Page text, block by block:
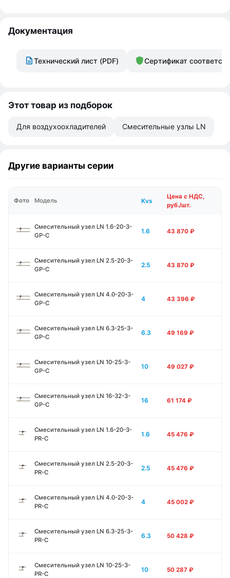
Документация
Технический лист (PDF) Сертификат
Этот товар из подборок
Для воздухоохладителей Смесительные узлы LN
Другие варианты серии
Фото Модель Kvs
Цена с НДС,
руб./шт.
Смесительный узел LN 1.6-20-3-
GP-C
1.6 43 870 ₽
Смесительный узел LN 2.5-20-3-
GP-C
2.5 43 870 ₽
Смесительный узел LN 4.0-20-3-
GP-C
4 43 396 ₽
Смесительный узел LN 6.3-25-3-
GP-C
6.3 49 169 ₽
Смесительный узел LN 10-25-3-
GP-C
10 49 027 ₽
Смесительный узел LN 16-32-3-
GP-C
16 61 174 ₽
Смесительный узел LN 1.6-20-3-
PR-C
1.6 45 476 ₽
Смесительный узел LN 2.5-20-3-
PR-C
2.5 45 476 ₽
Смесительный узел LN 4.0-20-3-
PR-C
4 45 002 ₽
Смесительный узел LN 6.3-25-3-
PR-C
6.3 50 428 ₽
Смесительный узел LN 10-25-3-
PR-C
10 50 287 ₽